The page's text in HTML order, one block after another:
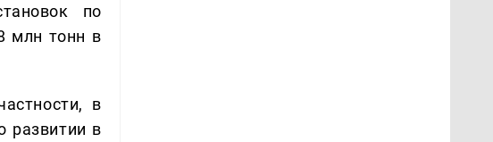
по
млн тонн в
в
развитии в